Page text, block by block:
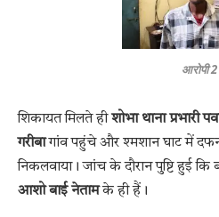
आरोपी 2
शिकायत मिलते हीशोभा थाना प्रभारी
गरीबागांव पहुंचे और श्मशान घाट में
निकलवाया। जांच के दौरान पुष्टि हुई कि
आशो बाई नेतामके ही हैं।